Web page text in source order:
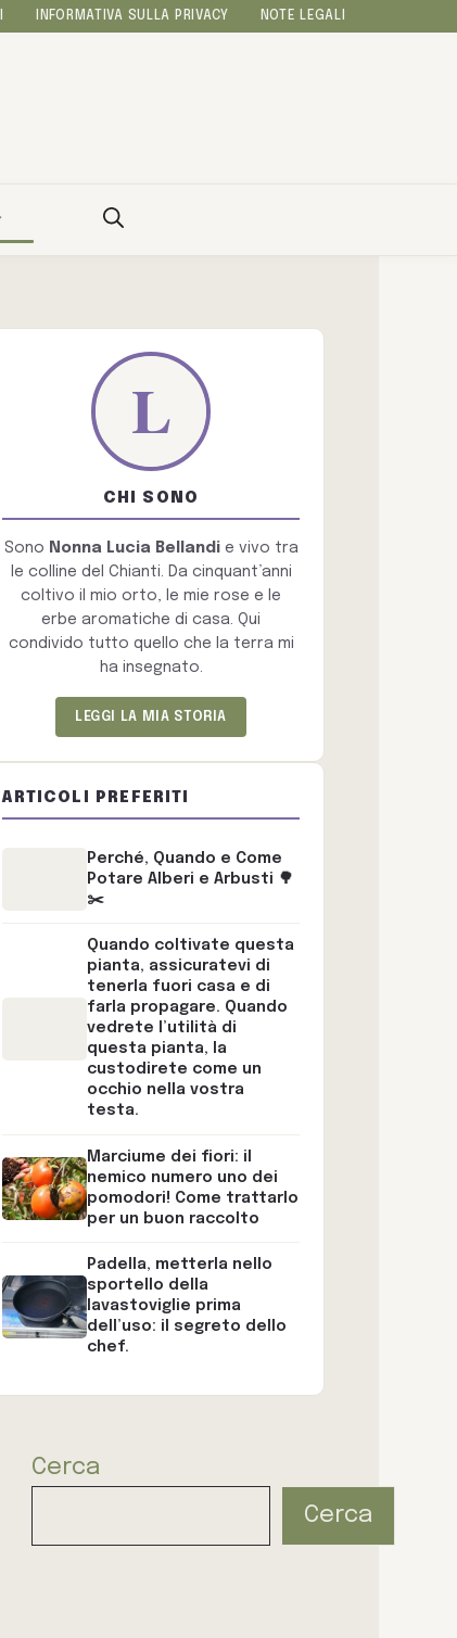
INFORMATIVA SULLA PRIVACY NOTE LEGALI
CHI SONO
Sono Nonna Lucia Bellandie vivo tra
le colline del Chianti. Da cinquant’anni
coltivo il mio orto, le mie rose e le
erbe aromatiche di casa. Qui
condivido tutto quello che la terra mi
ha insegnato.
LEGGI LA MIA STORIA
ARTICOLI PREFERITI
Perché, Quando e Come
Potare Alberi e Arbusti 🌳
✂️
Quando coltivate questa
pianta, assicuratevi di
tenerla fuori casa e di
farla propagare. Quando
vedrete l’utilità di
questa pianta, la
custodirete come un
occhio nella vostra
testa.
Marciume dei fiori: il
nemico numero uno dei
pomodori! Come trattarlo
per un buon raccolto
Padella, metterla nello
sportello della
lavastoviglie prima
dell’uso: il segreto dello
chef.
Cerca
Cerca